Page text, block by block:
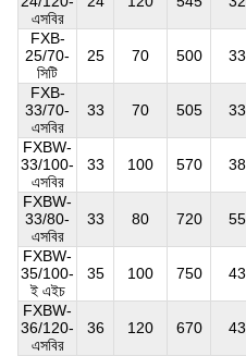
এসবির
FXB-
25/70-
সিটি
25 70 500
FXB-
33/70-
এসবির
33 70 505
FXBW-
33/100-
এসবির
33 100 570
FXBW-
33/80-
এসবির
33 80 720
FXBW-
35/100-
ই এইচ
35 100 750
FXBW-
36/120-
এসবির
36 120 670